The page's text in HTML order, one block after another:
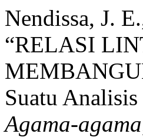
Nendissa, J.
“RELASI
Suatu
Agama-agama